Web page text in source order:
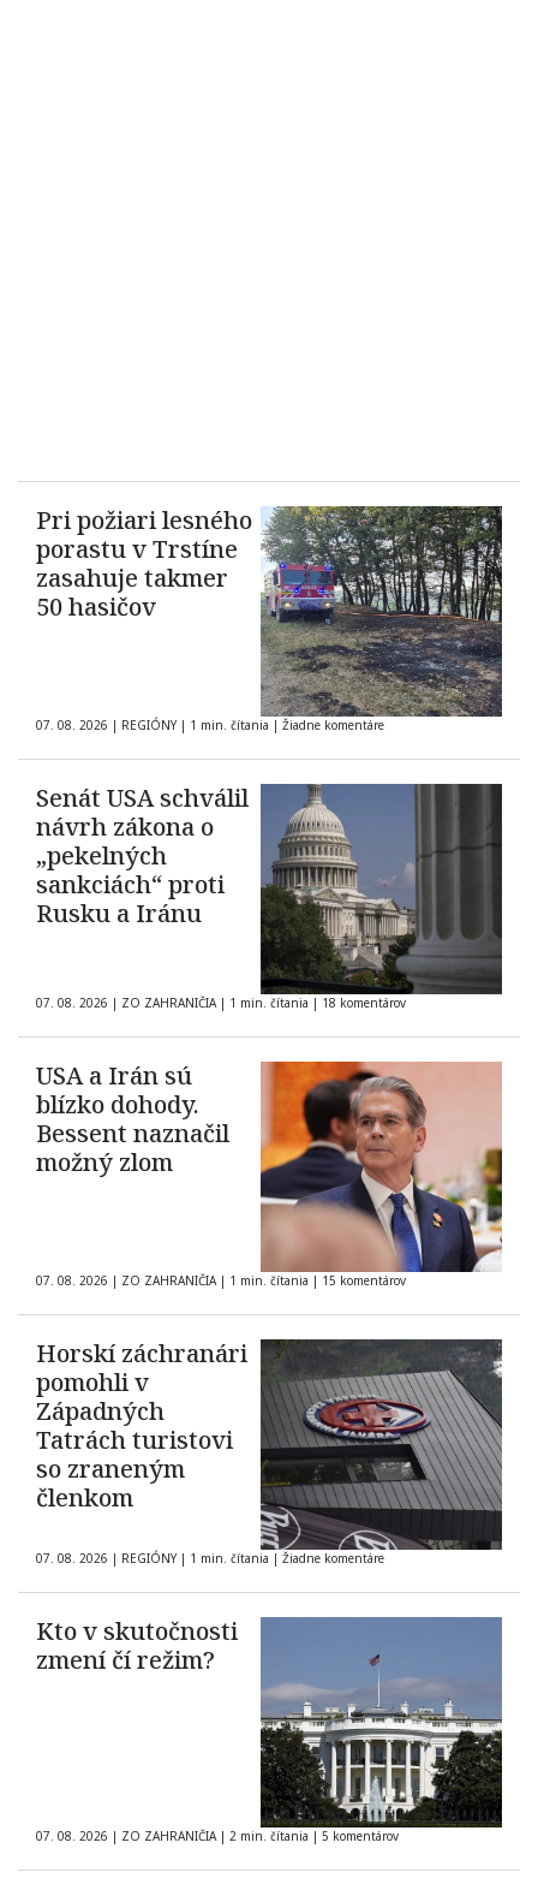
Pri požiari lesného
porastu v Trstíne
zasahuje takmer
50 hasičov
07. 08. 2026 | REGIÓNY | 1 min. čítania | Žiadne komentáre
Senát USA schválil
návrh zákona o
„pekelných
sankciách“ proti
Rusku a Iránu
07. 08. 2026 | ZO ZAHRANIČIA | 1 min. čítania | 18 komentárov
USA a Irán sú
blízko dohody.
Bessent naznačil
možný zlom
07. 08. 2026 | ZO ZAHRANIČIA | 1 min. čítania | 15 komentárov
Horskí záchranári
pomohli v
Západných
Tatrách turistovi
so zraneným
členkom
07. 08. 2026 | REGIÓNY | 1 min. čítania | Žiadne komentáre
Kto v skutočnosti
zmení čí režim?
07. 08. 2026 | ZO ZAHRANIČIA | 2 min. čítania | 5 komentárov